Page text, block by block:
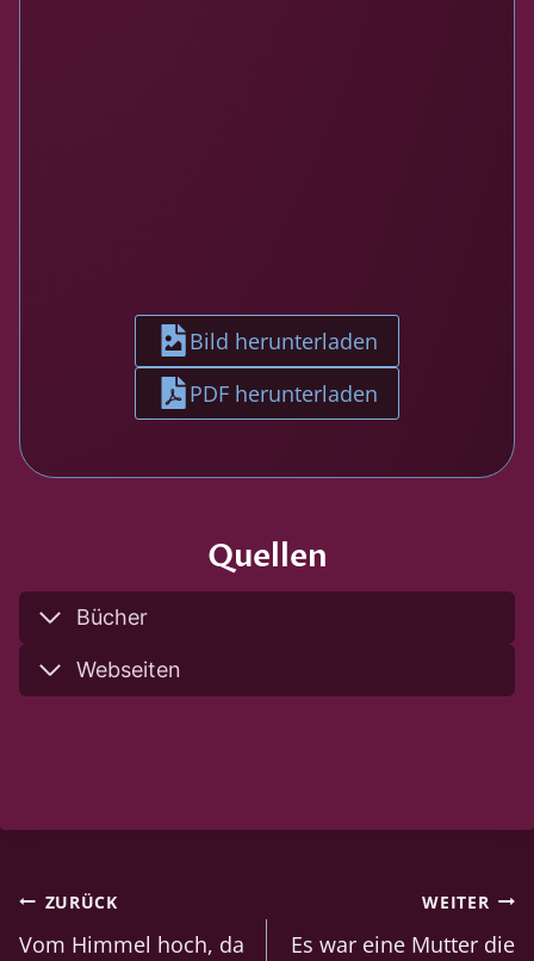
Bild herunterladen
PDF herunterladen
Quellen
Bücher
Webseiten
Beitragsnavigation
ZURÜCK
Vom Himmel hoch, da
WEITER
Es war eine Mutter die